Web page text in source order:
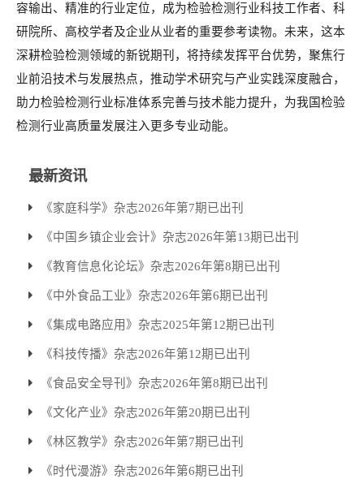
容输出、精准的行业定位，成为检验检测行业科技工作者、科
研院所、高校学者及企业从业者的重要参考读物。未来，这本
深耕检验检测领域的新锐期刊，将持续发挥平台优势，聚焦行
业前沿技术与发展热点，推动学术研究与产业实践深度融合，
助力检验检测行业标准体系完善与技术能力提升，为我国检验
检测行业高质量发展注入更多专业动能。
最新资讯
《家庭科学》杂志2026年第7期已出刊
《中国乡镇企业会计》杂志2026年第13期已出刊
《教育信息化论坛》杂志2026年第8期已出刊
《中外食品工业》杂志2026年第6期已出刊
《集成电路应用》杂志2025年第12期已出刊
《科技传播》杂志2026年第12期已出刊
《食品安全导刊》杂志2026年第8期已出刊
《文化产业》杂志2026年第20期已出刊
《林区教学》杂志2026年第7期已出刊
《时代漫游》杂志2026年第6期已出刊